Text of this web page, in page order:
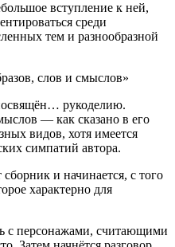
вступление к ней,
среди
тем и разнообразной
слов и смыслов»
рукоделию.
— как сказано в его
видов, хотя имеется
симпатий автора.
и начинается, с того
характерно для
с персонажами, считающими